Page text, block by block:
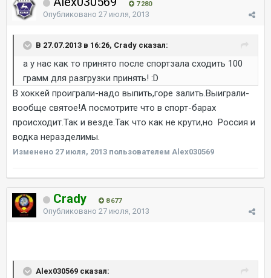
7 280
Опубликовано 27 июля, 2013
В 27.07.2013 в 16:26, Crady сказал:
а у нас как то принято после спортзала сходить 100
грамм для разгрузки принять! :D
В хоккей проиграли-надо выпить,горе залить.Выиграли-
вообще святое!А посмотрите что в спорт-барах
происходит.Так и везде.Так что как не крути,но Россия и
водка неразделимы.
Изменено 27 июля, 2013 пользователем Alex030569
Crady 8 677
Опубликовано 27 июля, 2013
Alex030569 сказал: